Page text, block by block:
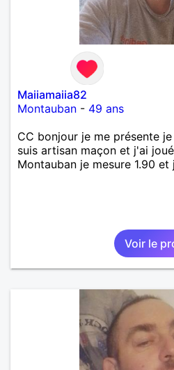
Maiiamaiia82
Montauban - 49 ans
CC bonjour je me présente
suis artisan maçon et j'ai
Montauban je mesure 1.90 et
Voir le